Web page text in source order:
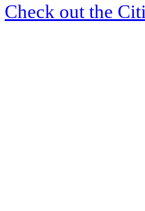
Check out the